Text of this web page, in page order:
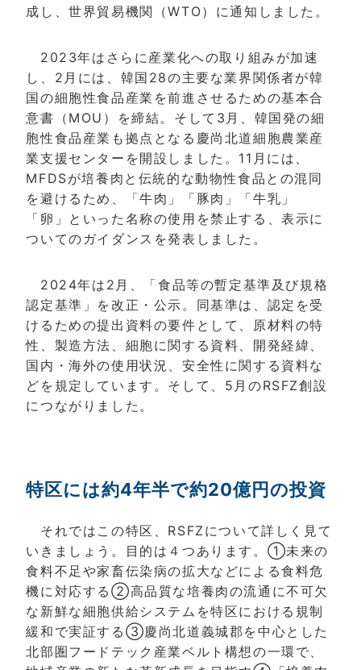
成し、世界貿易機関（WTO）に通知しました。
2023年はさらに産業化への取り組みが加速
し、2月には、韓国28の主要な業界関係者が韓
国の細胞性食品産業を前進させるための基本合
意書（MOU）を締結。そして3月、韓国発の細
胞性食品産業も拠点となる慶尚北道細胞農業産
業支援センターを開設しました。11月には、
MFDSが培養肉と伝統的な動物性食品との混同
を避けるため、「牛肉」「豚肉」「牛乳」
「卵」といった名称の使用を禁止する、表示に
ついてのガイダンスを発表しました。
2024年は2月、「食品等の暫定基準及び規格
認定基準」を改正・公示。同基準は、認定を受
けるための提出資料の要件として、原材料の特
性、製造方法、細胞に関する資料、開発経緯、
国内・海外の使用状況、安全性に関する資料な
どを規定しています。そして、5月のRSFZ創設
につながりました。
特区には約4年半で約20億円の投資
それではこの特区、RSFZについて詳しく見て
いきましょう。目的は４つあります。①未来の
食料不足や家畜伝染病の拡大などによる食料危
機に対応する②高品質な培養肉の流通に不可欠
な新鮮な細胞供給システムを特区における規制
緩和で実証する③慶尚北道義城郡を中心とした
北部圏フードテック産業ベルト構想の一環で、